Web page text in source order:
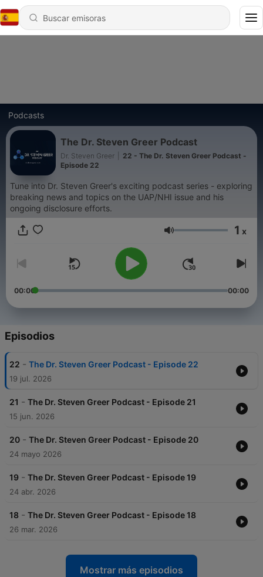
Podcasts
The Dr. Steven Greer Podcast
Dr. Steven Greer
22 - The Dr. Steven Greer Podcast -
Episode 22
Tune into Dr. Steven Greer's exciting podcast series - exploring
breaking news and topics on the UAP/NHI issue and his
ongoing disclosure efforts.
Volumen 1 x
00:00 00:00
Episodios
22 - The Dr. Steven Greer Podcast - Episode 22
19 jul. 2026
21 - The Dr. Steven Greer Podcast - Episode 21
15 jun. 2026
20 - The Dr. Steven Greer Podcast - Episode 20
24 mayo 2026
19 - The Dr. Steven Greer Podcast - Episode 19
24 abr. 2026
18 - The Dr. Steven Greer Podcast - Episode 18
26 mar. 2026
Mostrar más episodios